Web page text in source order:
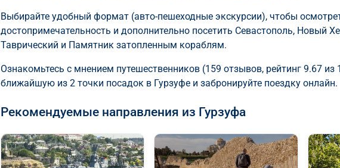
Выбирайте удобный формат (авто-пешеходные экскурсии), чтобы
достопримечательность и дополнительно посетить Севастополь, Новый
Таврический и Памятник затопленным кораблям.
Ознакомьтесь с мнением путешественников (159 отзывов, рейтинг 9.67 из
ближайшую из 2 точки посадок в Гурзуфе и забронируйте поездку онлайн.
Рекомендуемые направления из Гурзуфа